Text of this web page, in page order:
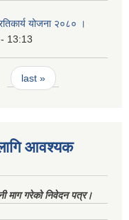
योजना २०८० ।
13:13
last »
आवश्यक
माग गरेको निवेदन पत्र।